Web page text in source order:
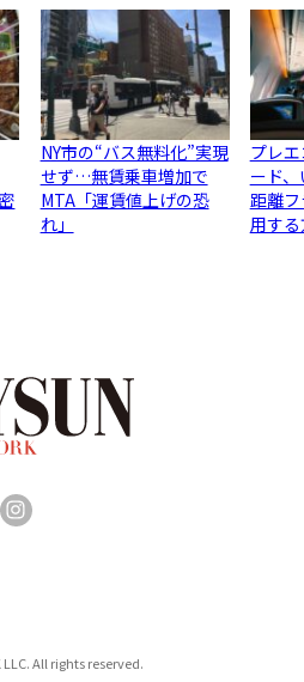
NY市の“バス無料化”実現
せず…無賃乗車増加で
MTA「運賃値上げの恐
れ」
プレ
ード
距離
用す
Instagram
LLC. All rights reserved.